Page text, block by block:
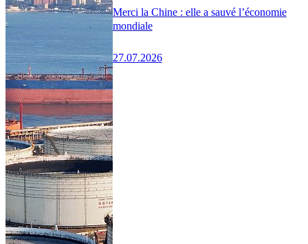
Merci la Chine : elle a sauvé l’économie
mondiale
27.07.2026